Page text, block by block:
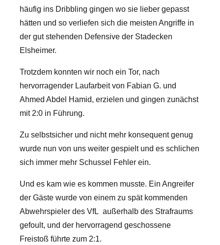
häufig ins Dribbling gingen wo sie lieber gepasst
hätten und so verliefen sich die meisten Angriffe in
der gut stehenden Defensive der Stadecken
Elsheimer.
Trotzdem konnten wir noch ein Tor, nach
hervorragender Laufarbeit von Fabian G. und
Ahmed Abdel Hamid, erzielen und gingen zunächst
mit 2:0 in Führung.
Zu selbstsicher und nicht mehr konsequent genug
wurde nun von uns weiter gespielt und es schlichen
sich immer mehr Schussel Fehler ein.
Und es kam wie es kommen musste. Ein Angreifer
der Gäste wurde von einem zu spät kommenden
Abwehrspieler des VfL außerhalb des Strafraums
gefoult, und der hervorragend geschossene
Freistoß führte zum 2:1.